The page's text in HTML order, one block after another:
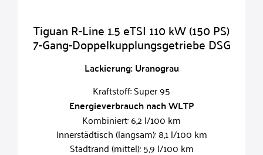
Tiguan R-Line 1.5 eTSI 110 kW (150 PS)
7-Gang-Doppelkupplungsgetriebe DSG
Lackierung: Uranograu
Kraftstoff: Super 95
Energieverbrauch nach WLTP
Kombiniert: 6,2 l/100 km
Innerstädtisch (langsam): 8,1 l/100 km
Stadtrand (mittel): 5,9 l/100 km